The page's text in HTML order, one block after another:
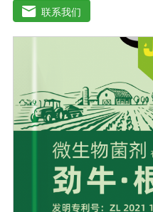
放缓慢，氮以铵离子或氨
细胞不需要消耗大量能量，
成，因此，使用生物有机
干物质，农产品质量好。
可以不断提高土壤有机质
可缩合成新的腐殖质，与
机无机复合体，促进土壤
肥、气、热的矛盾，改善
能力。(3)调整微生物区系
有机肥含有酵母、乳酸菌
物，生物有机肥还含有固
假单胞细菌，这些微生物
有固氮、溶磷、钾，有些
力，有些有能力改善土壤
联系我们